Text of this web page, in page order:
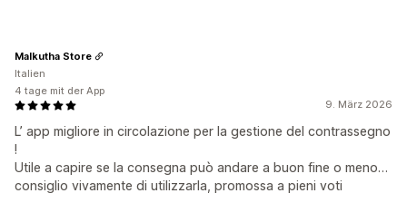
9. März 2026
L’ app migliore in circolazione per la gestione del contrassegno
!
Utile a capire se la consegna può andare a buon fine o meno…
consiglio vivamente di utilizzarla, promossa a pieni voti
Malkutha Store
Italien
4 tage mit der App